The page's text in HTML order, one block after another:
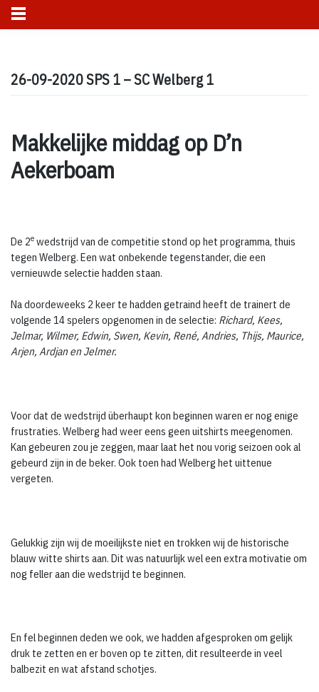
26-09-2020 SPS 1 – SC Welberg 1
Makkelijke middag op D’n
Aekerboam
De 2e wedstrijd van de competitie stond op het programma, thuis
tegen Welberg. Een wat onbekende tegenstander, die een
vernieuwde selectie hadden staan.
Na doordeweeks 2 keer te hadden getraind heeft de trainert de
volgende 14 spelers opgenomen in de selectie: Richard, Kees,
Jelmar, Wilmer, Edwin, Swen, Kevin, René, Andries, Thijs, Maurice,
Arjen, Ardjan en Jelmer.
Voor dat de wedstrijd überhaupt kon beginnen waren er nog enige
frustraties. Welberg had weer eens geen uitshirts meegenomen.
Kan gebeuren zou je zeggen, maar laat het nou vorig seizoen ook al
gebeurd zijn in de beker. Ook toen had Welberg het uittenue
vergeten.
Gelukkig zijn wij de moeilijkste niet en trokken wij de historische
blauw witte shirts aan. Dit was natuurlijk wel een extra motivatie om
nog feller aan die wedstrijd te beginnen.
En fel beginnen deden we ook, we hadden afgesproken om gelijk
druk te zetten en er boven op te zitten, dit resulteerde in veel
balbezit en wat afstand schotjes.